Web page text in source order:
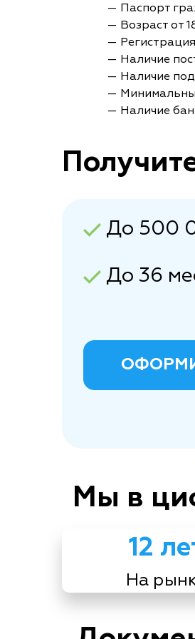
— Паспорт
— Возраст от
—
— Наличие
— Наличие
—
— Наличие
До 500
До 36
Мы в
12
На